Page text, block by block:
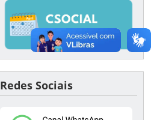
Redes Sociais